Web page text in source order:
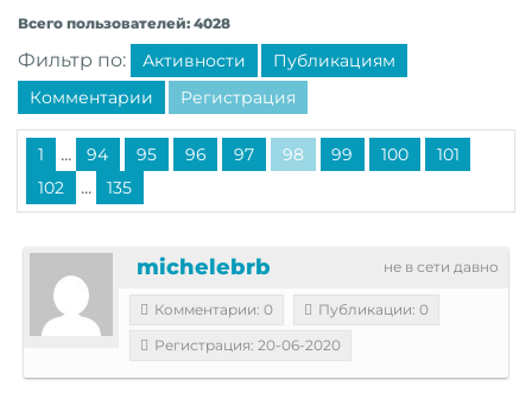
Всего пользователей: 4028
Фильтр по: Активности
Публикациям
Комментарии
Регистрация
1 ... 94 95 96 97 98 99 100
101
102
... 135
не в сети давно
michelebrb
Комментарии: 0
Публикации: 0
Регистрация: 20-06-2020